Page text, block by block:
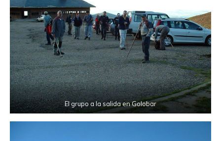
El grupo a la salida en Golobar